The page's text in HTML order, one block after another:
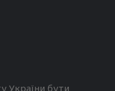
України бути